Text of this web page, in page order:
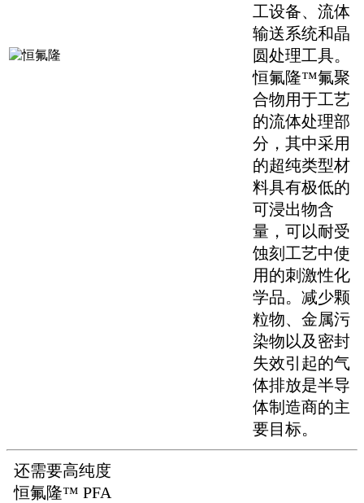
工设备、流体
输送系统和晶
圆处理工具。
恒氟隆™氟聚
合物用于工艺
的流体处理部
分，其中采用
的超纯类型材
料具有极低的
可浸出物含
量，可以耐受
蚀刻工艺中使
用的刺激性化
学品。减少颗
粒物、金属污
染物以及密封
失效引起的气
体排放是半导
体制造商的主
要目标。
还需要高纯度
恒氟隆™ PFA